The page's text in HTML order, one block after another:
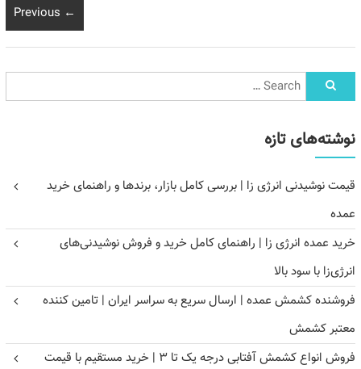
← Previous
نوشته‌های تازه
قیمت نوشیدنی انرژی زا | بررسی کامل بازار، برندها و راهنمای خرید
عمده
خرید عمده انرژی زا | راهنمای کامل خرید و فروش نوشیدنی‌های
انرژی‌زا با سود بالا
فروشنده کشمش عمده | ارسال سریع به سراسر ایران | تامین کننده
معتبر کشمش
فروش انواع کشمش آفتابی درجه یک تا ۳ | خرید مستقیم با قیمت